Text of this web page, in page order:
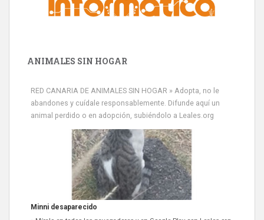
ANIMALES SIN HOGAR
RED CANARIA DE ANIMALES SIN HOGAR » Adopta, no le
abandones y cuídale responsablemente. Difunde aquí un
animal perdido o en adopción, subiéndolo a Leales.org
Minni desaparecido